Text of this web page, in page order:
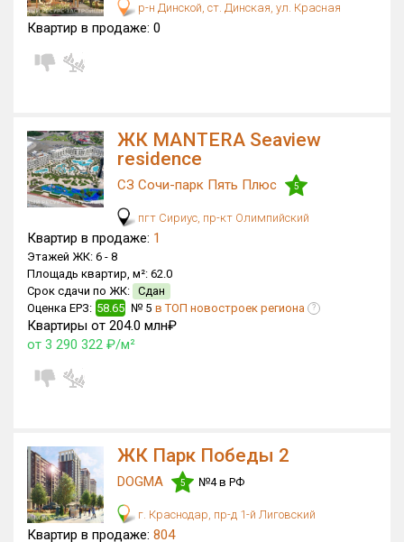
р-н Динской, ст. Динская, ул. Красная
Квартир в продаже: 0
ЖК MANTERA Seaview
residence
СЗ Сочи-парк Пять Плюс 5
пгт Сириус, пр-кт Олимпийский
Квартир в продаже: 1
Этажей ЖК: 6 - 8
Площадь квартир, м²: 62.0
Срок сдачи по ЖК: Сдан
Оценка ЕРЗ: 58.65 № 5 в ТОП новостроек региона ?
Квартиры от 204.0 млн₽
от 3 290 322 ₽/м²
ЖК Парк Победы 2
DOGMA 5 №4 в РФ
г. Краснодар, пр-д 1-й Лиговский
Квартир в продаже: 804